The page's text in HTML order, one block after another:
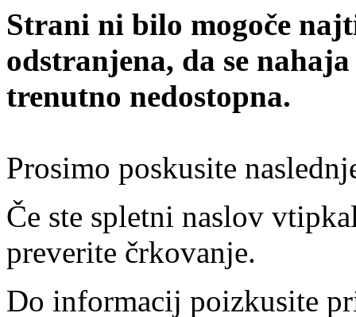
Strani ni bilo mogoče
odstranjena, da se
trenutno nedostopna.
Prosimo poskusite
Če ste spletni naslov
preverite črkovanje.
Do informacij poizkusite